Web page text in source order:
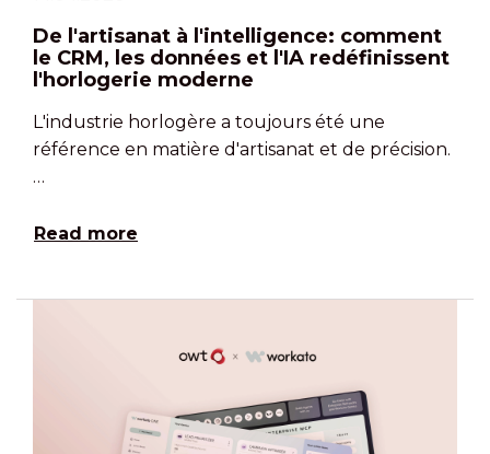
De l'artisanat à l'intelligence: comment
le CRM, les données et l'IA redéfinissent
l'horlogerie moderne
L'industrie horlogère a toujours été une
référence en matière d'artisanat et de précision.
…
Read more